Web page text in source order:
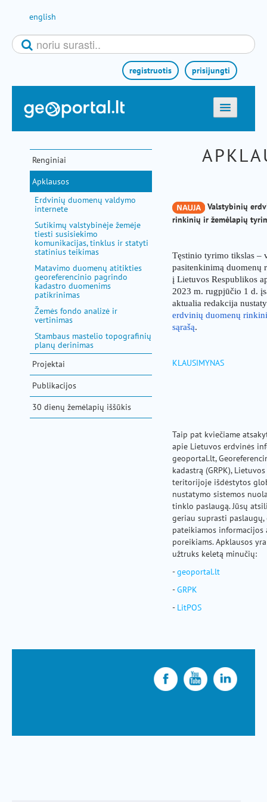
english
prisijungti
registruotis
titulinis
žemėlapiai
el. paslaugos
paieška
teminės sritys
metodinė informacija
pagalba
Renginiai
Apklausos
Erdvinių duomenų valdymo
internete
Sutikimų valstybinėje žemėje
tiesti susisiekimo
komunikacijas, tinklus ir statyti
statinius teikimas
Matavimo duomenų atitikties
georeferencinio pagrindo
kadastro duomenims
patikrinimas
Žemės fondo analizė ir
vertinimas
Stambaus mastelio topografinių
planų derinimas
Projektai
Publikacijos
30 dienų žemėlapių iššūkis
Valstybinių
rinkinių ir žemėlapių
Tęstinio tyrimo tikslas –
pasitenkinimą
į Lietuvos Respublikos
2023 m. rugpjūčio 1 d.
aktualia redakcija
erdvinių duomenų
sąrašą.
KLAUSIMYNAS
Taip pat kviečiame
apie Lietuvos erdvinės
geoportal.lt,
kadastrą (GRPK),
teritorijoje išdėstytos
nustatymo sistemos
tinklo paslaugą. Jūsų
geriau suprasti
pateikiamos
poreikiams. Apklausos
užtruks keletą minučių:
-geoportal.lt
-GRPK
- LitPOS